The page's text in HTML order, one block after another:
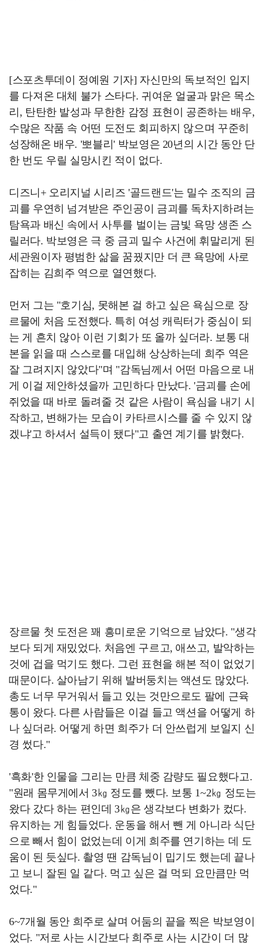
[스포츠투데이 정예원 기자] 자신만의 독보적인 입지
를 다져온 대체 불가 스타다. 귀여운 얼굴과 맑은 목소
리, 탄탄한 발성과 무한한 감정 표현이 공존하는 배우,
수많은 작품 속 어떤 도전도 회피하지 않으며 꾸준히
성장해온 배우. '뽀블리' 박보영은 20년의 시간 동안 단
한 번도 우릴 실망시킨 적이 없다.
디즈니+ 오리지널 시리즈 '골드랜드'는 밀수 조직의 금
괴를 우연히 넘겨받은 주인공이 금괴를 독차지하려는
탐욕과 배신 속에서 사투를 벌이는 금빛 욕망 생존 스
릴러다. 박보영은 극 중 금괴 밀수 사건에 휘말리게 된
세관원이자 평범한 삶을 꿈꿨지만 더 큰 욕망에 사로
잡히는 김희주 역으로 열연했다.
먼저 그는 "호기심, 못해본 걸 하고 싶은 욕심으로 장
르물에 처음 도전했다. 특히 여성 캐릭터가 중심이 되
는 게 흔치 않아 이런 기회가 또 올까 싶더라. 보통 대
본을 읽을 때 스스로를 대입해 상상하는데 희주 역은
잘 그려지지 않았다"며 "감독님께서 어떤 마음으로 내
게 이걸 제안하셨을까 고민하다 만났다. '금괴를 손에
쥐었을 때 바로 돌려줄 것 같은 사람이 욕심을 내기 시
작하고, 변해가는 모습이 카타르시스를 줄 수 있지 않
겠냐'고 하셔서 설득이 됐다"고 출연 계기를 밝혔다.
장르물 첫 도전은 꽤 흥미로운 기억으로 남았다. "생각
보다 되게 재밌었다. 처음엔 구르고, 애쓰고, 발악하는
것에 겁을 먹기도 했다. 그런 표현을 해본 적이 없었기
때문이다. 살아남기 위해 발버둥치는 액션도 많았다.
총도 너무 무거워서 들고 있는 것만으로도 팔에 근육
통이 왔다. 다른 사람들은 이걸 들고 액션을 어떻게 하
나 싶더라. 어떻게 하면 희주가 더 안쓰럽게 보일지 신
경 썼다."
'흑화'한 인물을 그리는 만큼 체중 감량도 필요했다고.
"원래 몸무게에서 3㎏ 정도를 뺐다. 보통 1~2㎏ 정도는
왔다 갔다 하는 편인데 3㎏은 생각보다 변화가 컸다.
유지하는 게 힘들었다. 운동을 해서 뺀 게 아니라 식단
으로 빼서 힘이 없었는데 이게 희주를 연기하는 데 도
움이 된 듯싶다. 촬영 땐 감독님이 밉기도 했는데 끝나
고 보니 잘된 일 같다. 먹고 싶은 걸 먹되 요만큼만 먹
었다."
6~7개월 동안 희주로 살며 어둠의 끝을 찍은 박보영이
었다. "저로 사는 시간보다 희주로 사는 시간이 더 많